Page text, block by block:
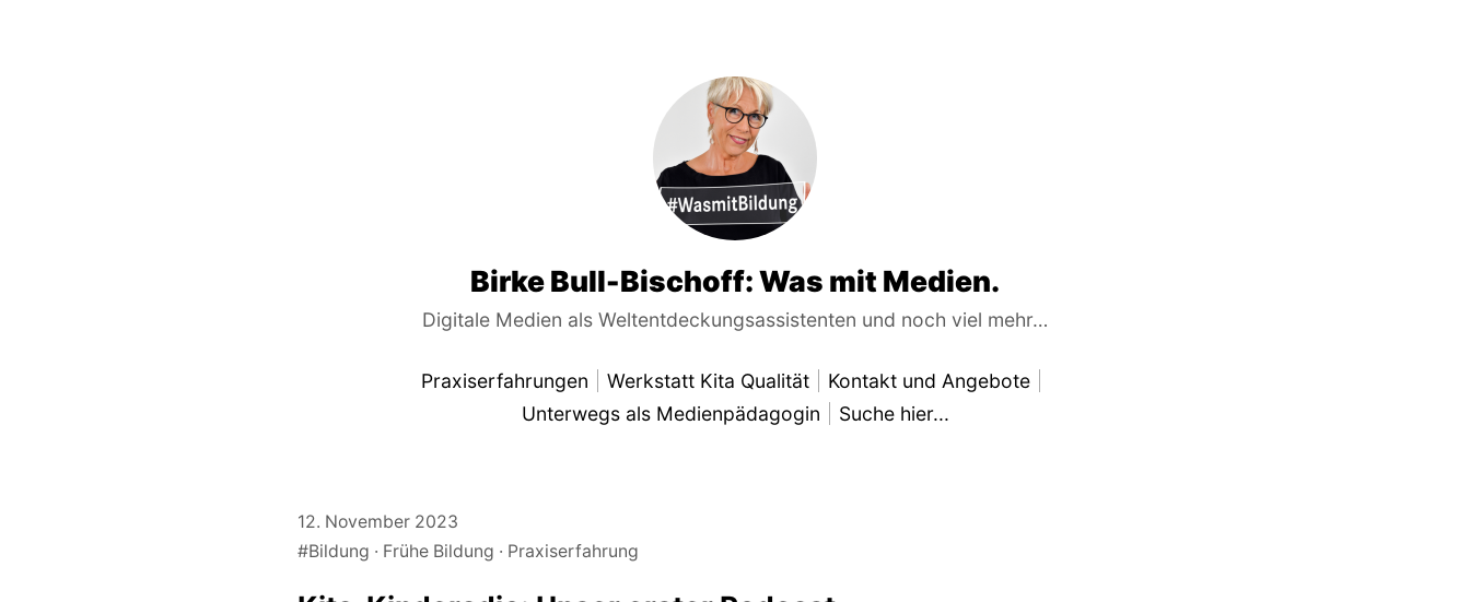
Birke Bull-Bischoff: Was mit Medien.
Digitale Medien als Weltentdeckungsassistenten und noch viel mehr…
Praxiserfahrungen Werkstatt Kita Qualität
Kontakt und Angebote
Unterwegs als Medienpädagogin
Suche hier...
12. November 2023
#Bildung
Frühe Bildung Praxiserfahrung